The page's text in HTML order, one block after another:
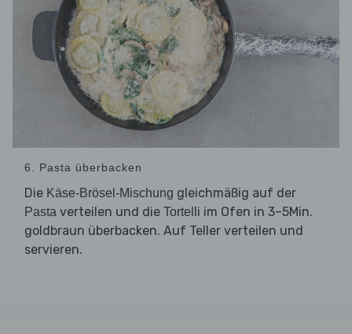
6. Pasta überbacken
Die Käse-Brösel-Mischung gleichmäßig auf der
Pasta verteilen und die Tortelli im Ofen in 3–5Min.
goldbraun überbacken. Auf Teller verteilen und
servieren.